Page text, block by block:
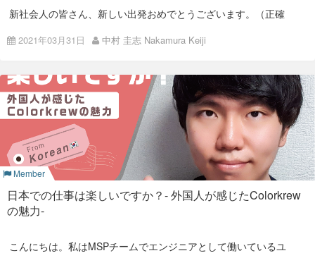
するための仕組みがあるので、どんどん活用してみんなと交流
していってほしいと思います。
QAコーナー
いう、 いわゆる第二新卒組も、区別なく受け入れています。
大手企業が与えてくれるのは、ステータスや将来の安定性です
就職を来年4月まで待たなきゃと思っている、中途半端な卒業
時期の人で、爆速で成長する20代を過ごしたいと思っているあ
なたへ。
一度カラクルの門を叩いてみてください。
https://recruit.colorkrew.com/recruit/newgraduate/
残しているタスクもあったので積極的に開発を進めていまし
で着々とこなせていたと思います。 その後、OJTとして
ラチームに行くことになりました。自分としてもインフラに関
これらの点から、私が働きたい会社にとても近いと考え、
て、内定をいただくことができました。
インターンで学んだこと
エンジニアとしての成長
私は、現在インターンとして社内のポータルサイトであるIntra
の開発を行っています。 今までpythonやJavaでの開発経験は
ありましたが、今回のインターンでは今まで使ったことのない
PHPフレームワークのLaravelやあまり経験のないJavaScriptで
の開発となりました。 そんな経験のない開発でも進めることが
できたのは、コーチの河野さんのおかげです。 Colorkrewでは
インターンだけでなく、全社員にコーチがつくコーチ制度があ
ります。
インターンの最初は小さなバグ修正から始まりました。 そこか
なりました。 河野さんには開発の基礎から、ユーザビリティを
意識した実装の方法など様々なことを教えていただきました。
拶ページもチェックしましょう。 ブログを書いている人であれ
ちなみに、カラクルのページにはこんなことを書いています。
分の言葉で社外の人にメッセージを届けようという意思は弱
い。 もしかすると、社員に対しても、自分の言葉で説明するつ
もりがない可能性もあります。
トップが何を言っているか、何を考えているかは、とても重要
トップだけでどんな会社かが決まるわけではありませんが、少
なくとも最も大きな影響をその会社のカルチャーに与えている
人であることは、どんな会社でも間違いないでしょう。
トップの影響力は、会社が小さくなればなるほど大きいです。
ですから、数百人レベルの中堅企業くらいまででは、トップが
発している言葉を確認するのは必須です。
一方、千人以上の大会社で、創業者一族以外がトップの大会社
では、トップだけがスーパーパワーであることはあまりありま
2017年：Welcome動画で迎
える2017年度入社式＆スー
Colorkrewは普段服装は自由なのですが、このころは「入社式
といえばスーツでしょ！」と1年に1度の全社 スーツDay を実施
新社会人の皆さん、新しい出発おめでとうございます。（正確
これから期間研修に入る人、いきなり現場に出て仕事をする
ちなみに、Colorkrew（以下、カラクル）は最近** 通年採用**に
なったので、新卒一括採用はしていません。
4月は日本人が大学を卒業した人の多くが就職するということ
もあり、これまではなんだかんだこのタイミングで、毎年新卒
が入ってきて、入社式をやっていました。
ところが今年ついに、4月1日入社はいない年になりました。
これは、新卒採用を6〜7年前に再開してから初めてのことで
す。
ということで今回は、カラクルの新入社員にではなく、全世界
の、これから社会人生活を始める人たちへ向けてメッセージを
書きます！
2021年03月31日 中村 圭志 Nakamura Keiji
Member
日本での仕事は楽しいですか？- 外国人が感じたColorkrew
の魅力-
こんにちは。私はMSPチームでエンジニアとして働いているユ